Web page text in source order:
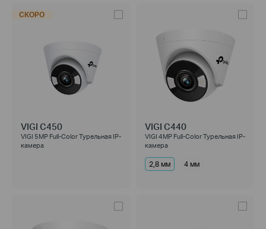
СКОРО
VIGI C450
VIGI 5MP Full-Color Турельная IP-
камера
VIGI C440
VIGI 4MP Full-Color Турельная IP-
камера
2,8 мм 4 мм